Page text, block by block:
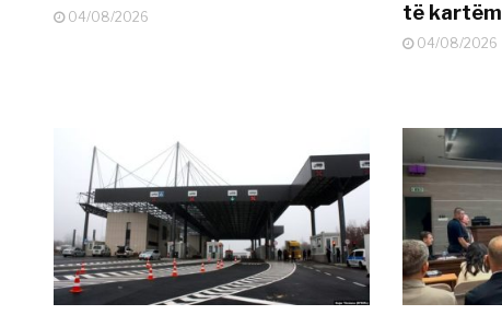
04/08/2026
të
04/08/2026